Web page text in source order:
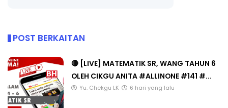
POST BERKAITAN
🔴 [LIVE] MATEMATIK SR, WANG TAHUN 6
OLEH CIKGU ANITA #ALLINONE #141 #...
Yu. Chekgu LK 6 hari yang lalu